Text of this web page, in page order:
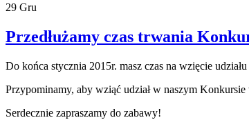
29 Gru
Przedłużamy czas trwania
Do końca stycznia 2015r. masz czas na wzięcie
Przypominamy, aby wziąć udział w naszym
Serdecznie zapraszamy do zabawy!